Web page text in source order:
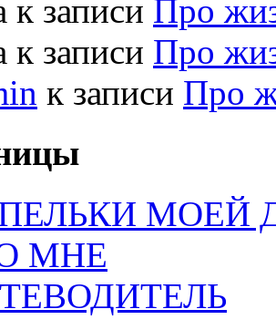
к записи Про
к записи Про
к записи Про
МОЕЙ
МНЕ